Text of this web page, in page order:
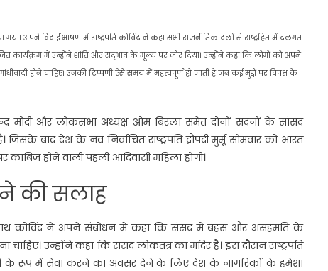
अपने विदाई भाषण में राष्ट्रपति कोविंद ने कहा सभी राजनीतिक दलों से राष्ट्रहित में दलगत
में उन्होंने शांति और सद्भाव के मूल्य पर जोर दिया। उन्होंने कहा कि लोगों को अपने
होने चाहिए। उनकी टिप्पणी ऐसे समय में महत्वपूर्ण हो जाती है जब कई मुद्दों पर विपक्ष के
मोदी और लोकसभा अध्यक्ष ओम बिरला समेत दोनों सदनों के सांसद
बाद देश के नव निर्वाचित राष्ट्रपति द्रौपदी मुर्मू सोमवार को भारत
होने वाली पहली आदिवासी महिला होंगी।
की सलाह
कोविंद ने अपने संबोधन में कहा कि संसद में बहस और असहमति के
उन्होंने कहा कि संसद लोकतंत्र का मंदिर है। इस दौरान राष्ट्रपति
के रूप में सेवा करने का अवसर देने के लिए देश के नागरिकों के हमेशा